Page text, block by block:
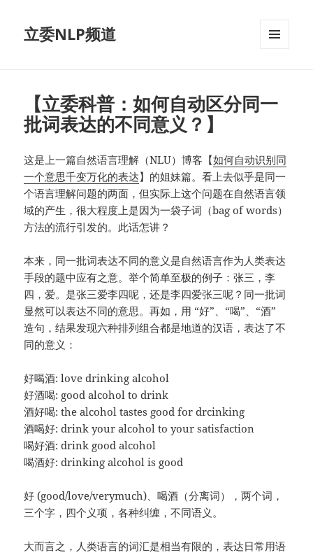
立委NLP频道
【立委科普：如何自动区分同一
批词表达的不同意义？】
这是上一篇自然语言理解（NLU）博客【如何自动识别同
一个意思千变万化的表达】的姐妹篇。看上去似乎是同一
个语言理解问题的两面，但实际上这个问题在自然语言领
域的产生，很大程度上是因为一袋子词（bag of words）
方法的流行引发的。此话怎讲？
本来，同一批词表达不同的意义是自然语言作为人类表达
手段的题中应有之意。举个简单至极的例子：张三，李
四，爱。是张三爱李四呢，还是李四爱张三呢？同一批词
显然可以表达不同的意思。再如，用 “好”、“喝”、“酒”
造句，结果发现六种排列组合都是地道的汉语，表达了不
同的意义：
好喝酒: love drinking alcohol
好酒喝: good alcohol to drink
酒好喝: the alcohol tastes good for drcinking
酒喝好: drink your alcohol to your satisfaction
喝好酒: drink good alcohol
喝酒好: drinking alcohol is good
好 (good/love/verymuch)、喝酒（分离词），两个词，
三个字，四个义项，各种纠缠，不同语义。
大而言之，人类语言的词汇是相当有限的，表达日常用语